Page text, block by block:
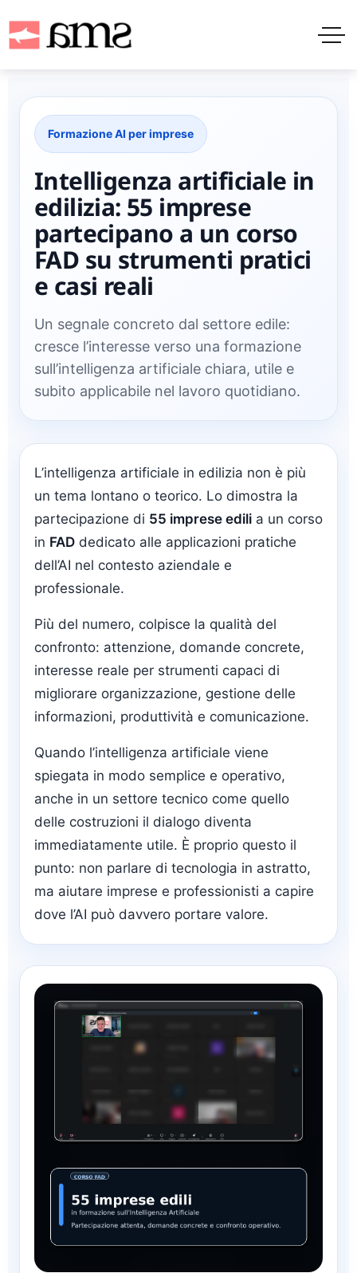
Formazione AI per imprese
Intelligenza artificiale in
edilizia: 55 imprese
partecipano a un corso
FAD su strumenti pratici
e casi reali
Un segnale concreto dal settore edile:
cresce l’interesse verso una formazione
sull’intelligenza artificiale chiara, utile e
subito applicabile nel lavoro quotidiano.
L’intelligenza artificiale in edilizia non è più
un tema lontano o teorico. Lo dimostra la
partecipazione di 55 imprese edili a un corso
in FAD dedicato alle applicazioni pratiche
dell’AI nel contesto aziendale e
professionale.
Più del numero, colpisce la qualità del
confronto: attenzione, domande concrete,
interesse reale per strumenti capaci di
migliorare organizzazione, gestione delle
informazioni, produttività e comunicazione.
Quando l’intelligenza artificiale viene
spiegata in modo semplice e operativo,
anche in un settore tecnico come quello
delle costruzioni il dialogo diventa
immediatamente utile. È proprio questo il
punto: non parlare di tecnologia in astratto,
ma aiutare imprese e professionisti a capire
dove l’AI può davvero portare valore.